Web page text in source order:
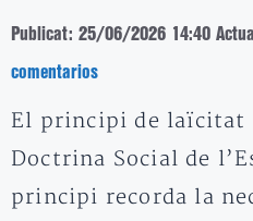
Publicat: 25/06/2026 14:40
comentarios
El principi de laïcitat
Doctrina Social de
principi recorda la